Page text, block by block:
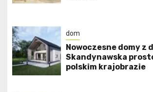
dom
Nowoczesne domy z
Skandynawska
polskim krajobrazie